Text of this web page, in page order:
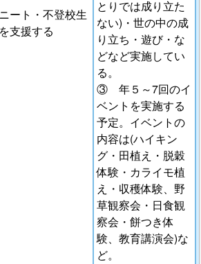
ニート・不登校生
を支援する
とりでは成り立た
ない)・世の中の成
り立ち・遊び・な
どなど実施してい
る。
③ 年５～7回のイ
ベントを実施する
予定。イベントの
内容は(ハイキン
グ・田植え・脱穀
体験・カライモ植
え・収穫体験、野
草観察会・日食観
察会・餅つき体
験、教育講演会)な
ど。